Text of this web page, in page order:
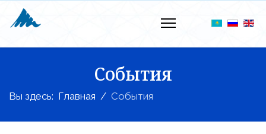
События
Вы здесь: Главная События